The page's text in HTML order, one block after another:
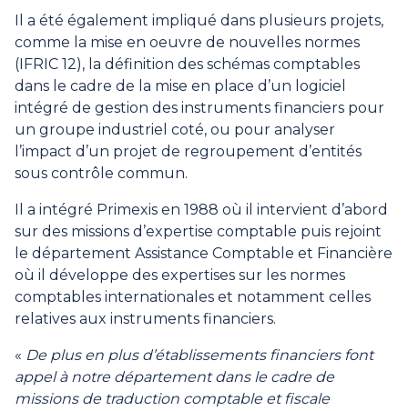
Il a été également impliqué dans plusieurs projets,
comme la mise en oeuvre de nouvelles normes
(IFRIC 12), la définition des schémas comptables
dans le cadre de la mise en place d’un logiciel
intégré de gestion des instruments financiers pour
un groupe industriel coté, ou pour analyser
l’impact d’un projet de regroupement d’entités
sous contrôle commun.
Il a intégré Primexis en 1988 où il intervient d’abord
sur des missions d’expertise comptable puis rejoint
le département Assistance Comptable et Financière
où il développe des expertises sur les normes
comptables internationales et notamment celles
relatives aux instruments financiers.
« De plus en plus d’établissements financiers font
appel à notre département dans le cadre de
missions de traduction comptable et fiscale